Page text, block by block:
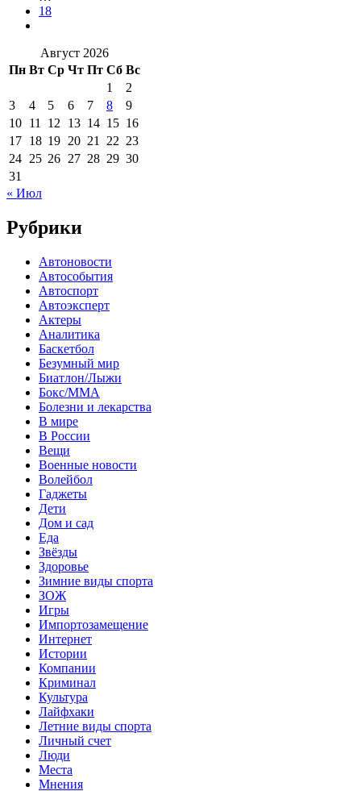
18
Август 2026
Пн Вт Ср Чт Пт Сб Вс
1
2
3
4 5 6 7 8
9
10 11 12 13 14 15 16
17 18 19 20 21 22 23
24 25 26 27 28 29 30
31
« Июл
Рубрики
Автоновости
Автособытия
Автоспорт
Автоэксперт
Актеры
Аналитика
Баскетбол
Безумный мир
Биатлон/Лыжи
Бокс/MMA
Болезни и лекарства
В мире
В России
Вещи
Военные новости
Волейбол
Гаджеты
Дети
Дом и сад
Еда
Звёзды
Здоровье
Зимние виды спорта
ЗОЖ
Игры
Импортозамещение
Интернет
Истории
Компании
Криминал
Культура
Лайфхаки
Летние виды спорта
Личный счет
Люди
Места
Мнения